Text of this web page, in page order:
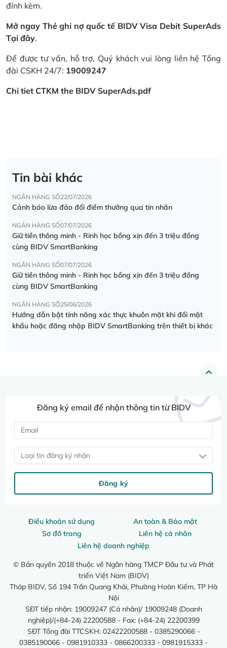
đính kèm.
Mở ngay Thẻ ghi nợ quốc tế BIDV Visa Debit SuperAds
Tại đây.
Để được tư vấn, hỗ trợ, Quý khách vui lòng liên hệ Tổng
đài CSKH 24/7: 19009247
Chi tiet CTKM the BIDV SuperAds.pdf
Tin bài khác
NGÂN HÀNG SỐ22/07/2026
Cảnh báo lừa đảo đổi điểm thưởng qua tin nhắn
NGÂN HÀNG SỐ07/07/2026
Giữ tiền thông minh - Rinh học bổng xịn đến 3 triệu đồng
cùng BIDV SmartBanking
NGÂN HÀNG SỐ07/07/2026
Giữ tiền thông minh - Rinh học bổng xịn đến 3 triệu đồng
cùng BIDV SmartBanking
NGÂN HÀNG SỐ25/06/2026
Hướng dẫn bật tính năng xác thực khuôn mặt khi đổi mật
khẩu hoặc đăng nhập BIDV SmartBanking trên thiết bị khác
Điều khoản sử dụng
An toàn & Bảo mật
Sơ đồ trang
Liên hệ cá nhân
Liên hệ doanh nghiệp
© Bản quyền 2018 thuộc về Ngân hàng TMCP Đầu tư và Phát
triển Việt Nam (BIDV)
Tháp BIDV, Số 194 Trần Quang Khải, Phường Hoàn Kiếm, TP Hà
Nội
SĐT tiếp nhận: 19009247 (Cá nhân)/ 19009248 (Doanh
nghiệp)/(+84-24) 22200588 - Fax: (+84-24) 22200399
SĐT Tổng đài TTCSKH: 02422200588 - 0385290066 -
0385190066 - 0981910333 - 0866200333 - 0981915333 -
Đăng ký email để nhận thông tin từ BIDV
Loại tin đăng ký nhận
Đăng ký